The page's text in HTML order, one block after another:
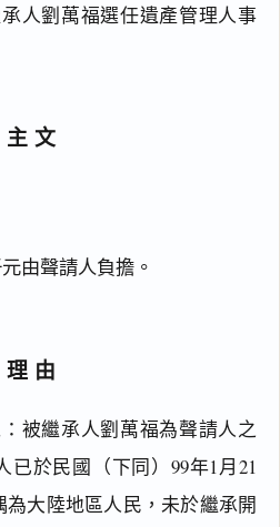
人劉萬福選任遺產管理人事
主文
由聲請人負擔。
理由
被繼承人劉萬福為聲請人之
已於民國（下同）99年1月21
為大陸地區人民，未於繼承開